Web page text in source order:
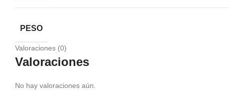
PESO
Valoraciones (0)
Valoraciones
No hay valoraciones aún.